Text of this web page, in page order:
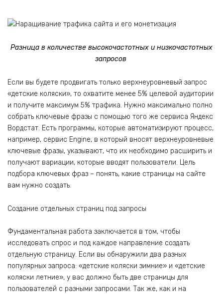
Разница в количестве высокочастотных и низкочастотных
запросов
Если вы будете продвигать только верхнеуровневый запрос
«детские коляски», то охватите менее 5% целевой аудитории
и получите максимум 5% трафика. Нужно максимально полно
собрать ключевые фразы с помощью того же сервиса Яндекс
Вордстат. Есть программы, которые автоматизируют процесс,
например, сервис Engine, в который вносят верхнеуровневые
ключевые фразы, указывают, что их необходимо расширить и
получают вариации, которые вводят пользователи. Цель
подбора ключевых фраз – понять, какие страницы на сайте
вам нужно создать.
Создание отдельных страниц под запросы
Фундаментальная работа заключается в том, чтобы
исследовать спрос и под каждое направление создать
отдельную страницу. Если вы обнаружили два разных
популярных запроса: «детские коляски зимние» и «детские
коляски летние», у вас должно быть две страницы для
пользователей с разными запросами. Так же, как и на